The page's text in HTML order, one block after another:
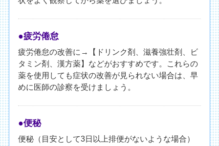
●疲労倦怠
疲労倦怠の改善に→【ドリンク剤、滋養強壮剤、ビ
タミン剤、漢方薬】などがおすすめです。これらの
薬を使用しても症状の改善が見られない場合は、早
めに医師の診察を受けましょう。
●便秘
便秘（目安として3日以上排便がないような場合）